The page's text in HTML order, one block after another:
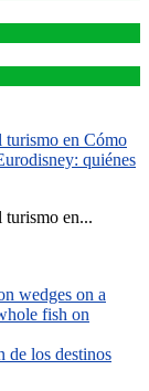
turismo en Cómo
quiénes
turismo en...
de los destinos